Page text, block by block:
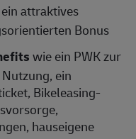
attraktives
Bonus
wie ein PWK zur
ein
Bikeleasing-
hauseigene